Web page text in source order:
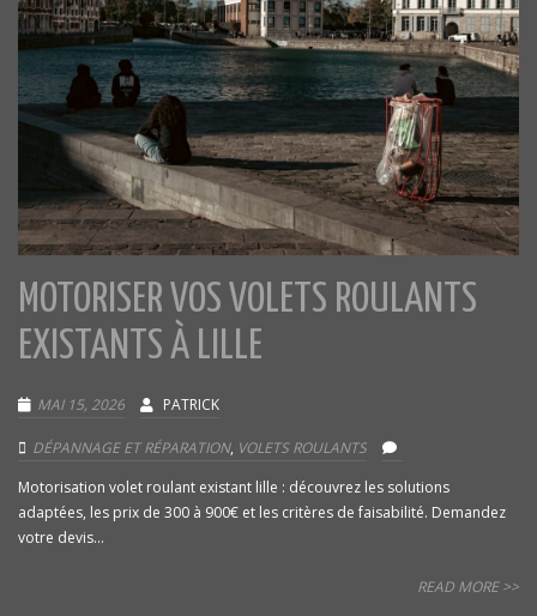
MOTORISER VOS VOLETS ROULANTS
EXISTANTS À LILLE
MAI 15, 2026 PATRICK
DÉPANNAGE ET RÉPARATION, VOLETS ROULANTS
Motorisation volet roulant existant lille : découvrez les solutions
adaptées, les prix de 300 à 900€ et les critères de faisabilité. Demandez
votre devis...
READ MORE >>